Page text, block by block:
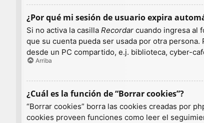
¿Por qué mi sesión de usuario expira
Si no activa la casilla Recordar cuando ingresa al
que su cuenta pueda ser usada por otra
desde un PC compartido, e.j. biblioteca, cyber-
Arriba
¿Cuál es la función de “Borrar cookies”?
“Borrar cookies” borra las cookies creadas por
cookies proveen funciones como leer el